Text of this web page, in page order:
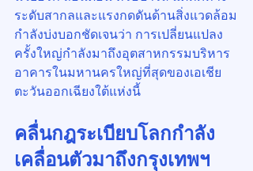
ระดับสากลและแรงกดดันด้านสิ่งแวดล้อม
กำลังบ่งบอกชัดเจนว่า การเปลี่ยนแปลง
ครั้งใหญ่กำลังมาถึงอุตสาหกรรมบริหาร
อาคารในมหานครใหญ่ที่สุดของเอเชีย
ตะวันออกเฉียงใต้แห่งนี้
คลื่นกฎระเบียบโลกกำลัง
เคลื่อนตัวมาถึงกรุงเทพฯ